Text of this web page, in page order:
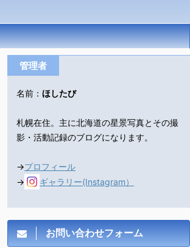
管理者
名前： ほしたび
札幌在住。主に北海道の星景写真とその撮
影・活動記録のブログになります。
→プロフィール
→
ギャラリー(Instagram）
お問い合わせフォーム